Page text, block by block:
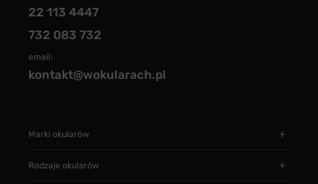
22 113 4447
732 083 732
email:
kontakt@wokularach.pl
Marki okularów
Rodzaje okularów